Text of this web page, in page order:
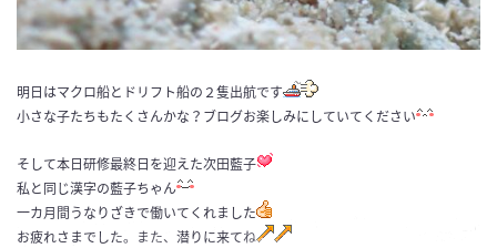
明日はマクロ船とドリフト船の２隻出航です
小さな子たちもたくさんかな？ブログお楽しみにしていてください
そして本日研修最終日を迎えた次田藍子
私と同じ漢字の藍子ちゃん
一カ月間うなりざきで働いてくれました
お疲れさまでした。また、潜りに来てね